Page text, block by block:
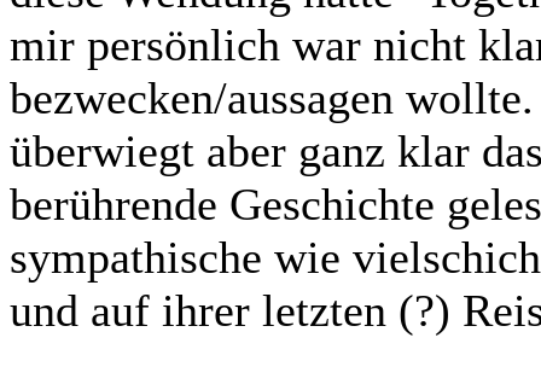
mir persönlich war nicht
bezwecken/aussagen
überwiegt aber ganz klar
berührende Geschichte
sympathische wie
und auf ihrer letzten (?)